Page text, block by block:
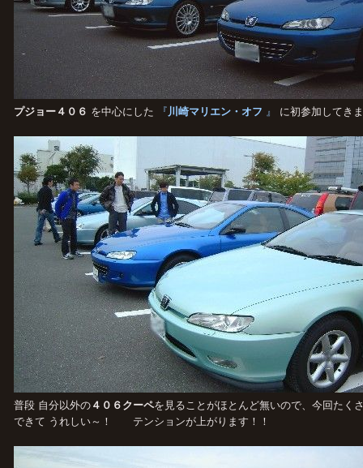
プジョー４０６ を中心にした 『川崎マリエン・オフ 』 に初参加してき
普段 自分以外の ４０６クーペを見ることがほとんど無いので、今回たく
できて うれしい～！ テンションが上がります！！